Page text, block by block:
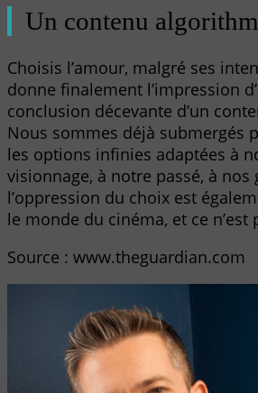
Un contenu
Choisis l’amour, malgré ses
donne finalement l’impression
conclusion décevante d’un
Nous sommes déjà submergés
les options infinies adaptées à
visionnage, à notre passé, à
l’oppression du choix est
le monde du cinéma, et ce n’est
Source : www.theguardian.com